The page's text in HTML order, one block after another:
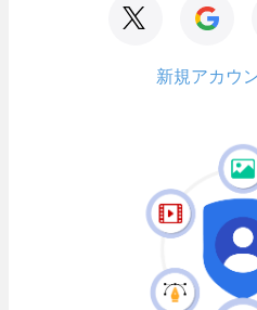
新規アカウ